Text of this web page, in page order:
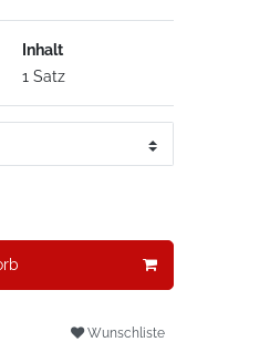
Inhalt
1 Satz
Wunschliste